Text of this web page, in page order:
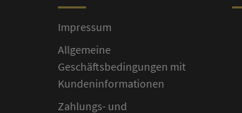
Impressum
Allgemeine
Geschäftsbedingungen mit
Kundeninformationen
Zahlungs- und